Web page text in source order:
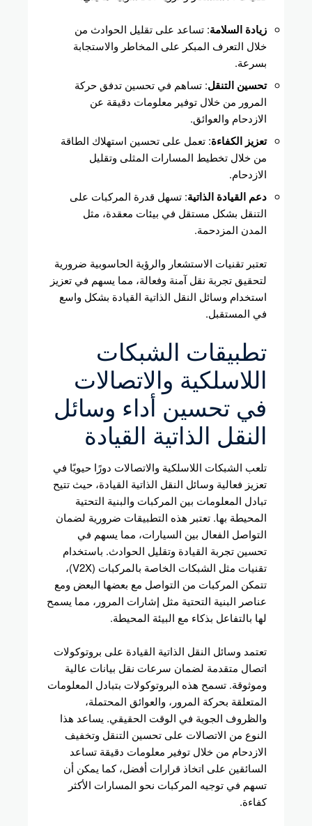
زيادة السلامة: تساعد على تقليل الحوادث من
خلال التعرف المبكر على المخاطر والاستجابة
بسرعة.
تحسين التنقل: تساهم في تحسين تدفق حركة
المرور من خلال توفير معلومات دقيقة عن
الازدحام والعوائق.
تعزيز الكفاءة: تعمل على تحسين استهلاك الطاقة
من خلال تخطيط المسارات المثلى وتقليل
الازدحام.
دعم القيادة الذاتية: تسهل قدرة المركبات على
التنقل بشكل مستقل في بيئات معقدة، مثل
المدن المزدحمة.
تعتبر تقنيات الاستشعار والرؤية الحاسوبية ضرورية
لتحقيق تجربة نقل آمنة وفعالة، مما يسهم في تعزيز
استخدام وسائل النقل الذاتية القيادة بشكل واسع
في المستقبل.
تطبيقات الشبكات
اللاسلكية والاتصالات
في تحسين أداء وسائل
النقل الذاتية القيادة
تلعب الشبكات اللاسلكية والاتصالات دورًا حيويًا في
تعزيز فعالية وسائل النقل الذاتية القيادة، حيث تتيح
تبادل المعلومات بين المركبات والبنية التحتية
المحيطة بها. تعتبر هذه التطبيقات ضرورية لضمان
التواصل الفعال بين السيارات، مما يسهم في
تحسين تجربة القيادة وتقليل الحوادث. باستخدام
تقنيات مثل الشبكات الخاصة بالمركبات (V2X)،
تتمكن المركبات من التواصل مع بعضها البعض ومع
عناصر البنية التحتية مثل إشارات المرور، مما يسمح
لها بالتفاعل بذكاء مع البيئة المحيطة.
تعتمد وسائل النقل الذاتية القيادة على بروتوكولات
اتصال متقدمة لضمان سرعات نقل بيانات عالية
وموثوقة. تسمح هذه البروتوكولات بتبادل المعلومات
المتعلقة بحركة المرور، والعوائق المحتملة،
والظروف الجوية في الوقت الحقيقي. يساعد هذا
النوع من الاتصالات على تحسين التنقل وتخفيف
الازدحام من خلال توفير معلومات دقيقة تساعد
السائقين على اتخاذ قرارات أفضل، كما يمكن أن
تسهم في توجيه المركبات نحو المسارات الأكثر
كفاءة.